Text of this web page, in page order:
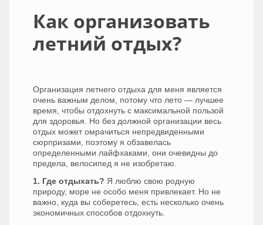
Как организовать
летний отдых?
Организация летнего отдыха для меня является
очень важным делом, потому что лето — лучшее
время, чтобы отдохнуть с максимальной пользой
для здоровья. Но без должной организации весь
отдых может омрачиться непредвиденными
сюрпризами, поэтому я обзавелась
определенными лайфхаками, они очевидны до
предела, велосипед я не изобретаю.
1. Где отдыхать? Я люблю свою родную
природу, море не особо меня привлекает. Но не
важно, куда вы соберетесь, есть несколько очень
экономичных способов отдохнуть.